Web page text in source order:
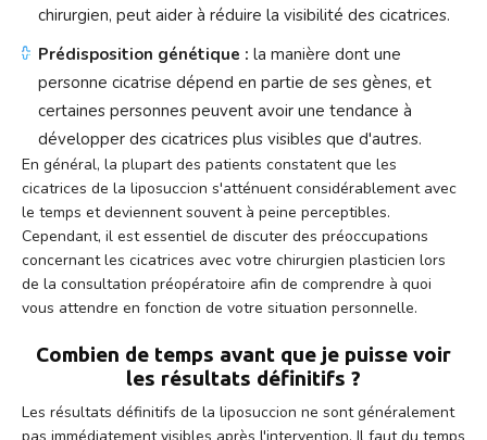
chirurgien, peut aider à réduire la visibilité des cicatrices.
Prédisposition génétique : la manière dont une
personne cicatrise dépend en partie de ses gènes, et
certaines personnes peuvent avoir une tendance à
développer des cicatrices plus visibles que d'autres.
En général, la plupart des patients constatent que les
cicatrices de la liposuccion s'atténuent considérablement avec
le temps et deviennent souvent à peine perceptibles.
Cependant, il est essentiel de discuter des préoccupations
concernant les cicatrices avec votre chirurgien plasticien lors
de la consultation préopératoire afin de comprendre à quoi
vous attendre en fonction de votre situation personnelle.
Combien de temps avant que je puisse voir
les résultats définitifs ?
Les résultats définitifs de la liposuccion ne sont généralement